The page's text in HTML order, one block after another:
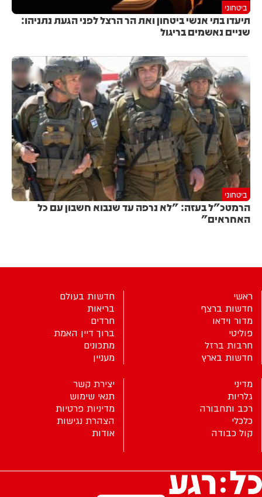
ביטחוני
תיעדו בתי אנשי ביטחון ואת הר הרצל לפני הגעת נתניהו:
שניים נאשמים בריגול
ביטחוני
הרמטכ"ל בעזה: "לא נרפה עד שנבוא חשבון עם כל
האחראים"
ראשי
חדשות ברצף
מדור וידאו
פוליטי
חרבות ברזל
חדשות בארץ
חדשות בעולם
בריאות
חרדים
ברוך דיין האמת
מתכונים
מעניין
מדיני
גלריות
רכב ותחבורה
כלכלי
קול כבודה
יצירת קשר
תנאי שימוש
מדיניות פרטיות
הצהרת נגישות
אודות